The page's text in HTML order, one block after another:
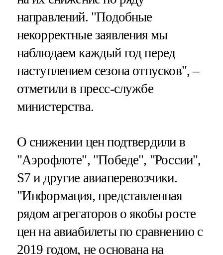
направлений. "Подобные
некорректные заявления мы
наблюдаем каждый год перед
наступлением сезона отпусков", –
отметили в пресс-службе
министерства.
О снижении цен подтвердили в
"Аэрофлоте", "Победе", "России",
S7 и другие авиаперевозчики.
"Информация, представленная
рядом агрегаторов о якобы росте
цен на авиабилеты по сравнению с
2019 годом, не основана на